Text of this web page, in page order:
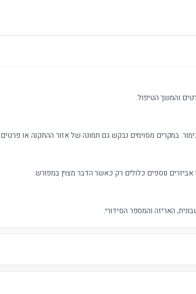
והמשך הטיפול.
במקרים מסוימים נבקש גם תמונה של אזור ההתקנה או פרטים
נוספים כלולים רק כאשר הדבר מצוין במפורש.
האריזה והמספר הסידורי.